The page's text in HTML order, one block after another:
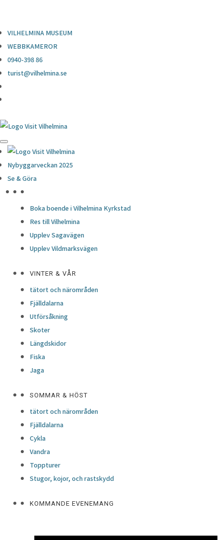
VILHELMINA MUSEUM
WEBBKAMEROR
0940-398 86
turist@vilhelmina.se
Nybyggarveckan 2025
Se & Göra
Boka boende i Vilhelmina Kyrkstad
Res till Vilhelmina
Upplev Sagavägen
Upplev Vildmarksvägen
VINTER & VÅR
tätort och närområden
Fjälldalarna
Utförsåkning
Skoter
Längdskidor
Fiska
Jaga
SOMMAR & HÖST
tätort och närområden
Fjälldalarna
Cykla
Vandra
Toppturer
Stugor, kojor, och rastskydd
KOMMANDE EVENEMANG